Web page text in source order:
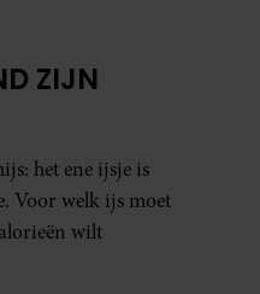
ZIJN
het ene ijsje is
Voor welk ijs moet
wilt